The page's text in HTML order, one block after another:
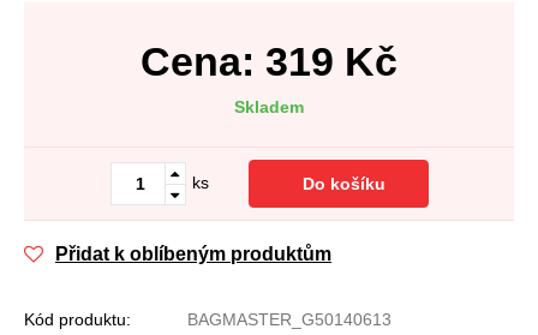
Cena: 319 Kč
Skladem
ks Do košíku
Přidat k oblíbeným produktům
Kód produktu:
BAGMASTER_G50140613